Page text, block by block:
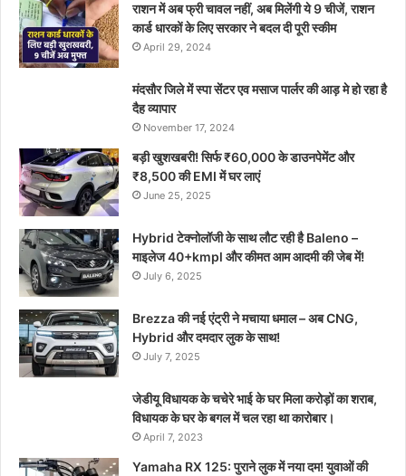
राशन में अब फ्री चावल नहीं, अब मिलेंगी ये 9 चीजें, राशन
कार्ड धारकों के लिए सरकार ने बदल दी पूरी स्कीम
April 29, 2024
मंदसौर जिले में स्पा सेंटर एव मसाज पार्लर की आड़ मे हो रहा है
दैह व्यापार
November 17, 2024
बड़ी खुशखबरी! सिर्फ ₹60,000 के डाउनपेमेंट और
₹8,500 की EMI में घर लाएं
June 25, 2025
Hybrid टेक्नोलॉजी के साथ लौट रही है Baleno –
माइलेज 40+kmpl और कीमत आम आदमी की जेब में!
July 6, 2025
Brezza की नई एंट्री ने मचाया धमाल – अब CNG,
Hybrid और दमदार लुक के साथ!
July 7, 2025
जेडीयू विधायक के चचेरे भाई के घर मिला करोड़ों का शराब,
विधायक के घर के बगल में चल रहा था कारोबार।
April 7, 2023
Yamaha RX 125: पुराने लुक में नया दम! युवाओं की